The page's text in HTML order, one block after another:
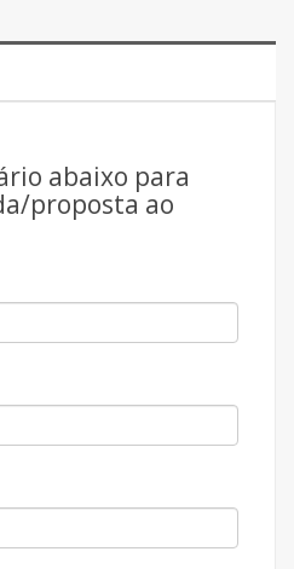
abaixo para
proposta ao